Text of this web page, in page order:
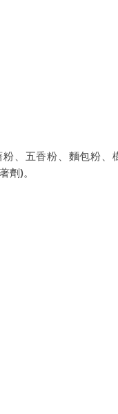
、五香粉、麵包粉、
劑)。